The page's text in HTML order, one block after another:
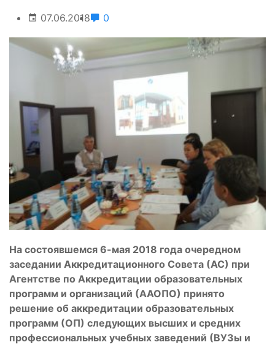
07.06.2018 0
На состоявшемся 6-мая 2018 года очередном
заседании Аккредитационного Совета (АС) при
Агентстве по Аккредитации образовательных
программ и организаций (ААОПО) принято
решение об аккредитации образовательных
программ (ОП) следующих высших и средних
профессиональных учебных заведений (ВУЗы и